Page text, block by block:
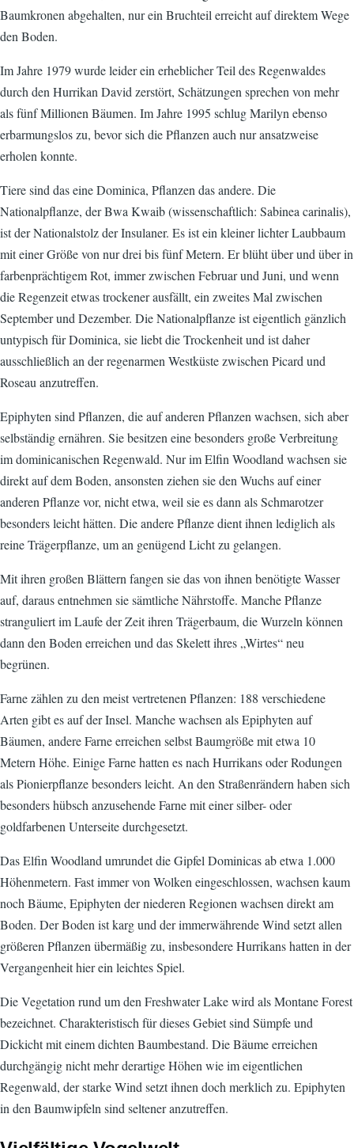
Baumkronen abgehalten, nur ein Bruchteil erreicht auf direktem Wege
den Boden.
Im Jahre 1979 wurde leider ein erheblicher Teil des Regenwaldes
durch den Hurrikan David zerstört, Schätzungen sprechen von mehr
als fünf Millionen Bäumen. Im Jahre 1995 schlug Marilyn ebenso
erbarmungslos zu, bevor sich die Pflanzen auch nur ansatzweise
erholen konnte.
Tiere sind das eine Dominica, Pflanzen das andere. Die
Nationalpflanze, der Bwa Kwaib (wissenschaftlich: Sabinea carinalis),
ist der Nationalstolz der Insulaner. Es ist ein kleiner lichter Laubbaum
mit einer Größe von nur drei bis fünf Metern. Er blüht über und über in
farbenprächtigem Rot, immer zwischen Februar und Juni, und wenn
die Regenzeit etwas trockener ausfällt, ein zweites Mal zwischen
September und Dezember. Die Nationalpflanze ist eigentlich gänzlich
untypisch für Dominica, sie liebt die Trockenheit und ist daher
ausschließlich an der regenarmen Westküste zwischen Picard und
Roseau anzutreffen.
Epiphyten sind Pflanzen, die auf anderen Pflanzen wachsen, sich aber
selbständig ernähren. Sie besitzen eine besonders große Verbreitung
im dominicanischen Regenwald. Nur im Elfin Woodland wachsen sie
direkt auf dem Boden, ansonsten ziehen sie den Wuchs auf einer
anderen Pflanze vor, nicht etwa, weil sie es dann als Schmarotzer
besonders leicht hätten. Die andere Pflanze dient ihnen lediglich als
reine Trägerpflanze, um an genügend Licht zu gelangen.
Mit ihren großen Blättern fangen sie das von ihnen benötigte Wasser
auf, daraus entnehmen sie sämtliche Nährstoffe. Manche Pflanze
stranguliert im Laufe der Zeit ihren Trägerbaum, die Wurzeln können
dann den Boden erreichen und das Skelett ihres „Wirtes“ neu
begrünen.
Farne zählen zu den meist vertretenen Pflanzen: 188 verschiedene
Arten gibt es auf der Insel. Manche wachsen als Epiphyten auf
Bäumen, andere Farne erreichen selbst Baumgröße mit etwa 10
Metern Höhe. Einige Farne hatten es nach Hurrikans oder Rodungen
als Pionierpflanze besonders leicht. An den Straßenrändern haben sich
besonders hübsch anzusehende Farne mit einer silber- oder
goldfarbenen Unterseite durchgesetzt.
Das Elfin Woodland umrundet die Gipfel Dominicas ab etwa 1.000
Höhenmetern. Fast immer von Wolken eingeschlossen, wachsen kaum
noch Bäume, Epiphyten der niederen Regionen wachsen direkt am
Boden. Der Boden ist karg und der immerwährende Wind setzt allen
größeren Pflanzen übermäßig zu, insbesondere Hurrikans hatten in der
Vergangenheit hier ein leichtes Spiel.
Die Vegetation rund um den Freshwater Lake wird als Montane Forest
bezeichnet. Charakteristisch für dieses Gebiet sind Sümpfe und
Dickicht mit einem dichten Baumbestand. Die Bäume erreichen
durchgängig nicht mehr derartige Höhen wie im eigentlichen
Regenwald, der starke Wind setzt ihnen doch merklich zu. Epiphyten
in den Baumwipfeln sind seltener anzutreffen.